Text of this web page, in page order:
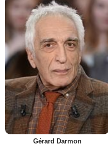
Gérard Darmon